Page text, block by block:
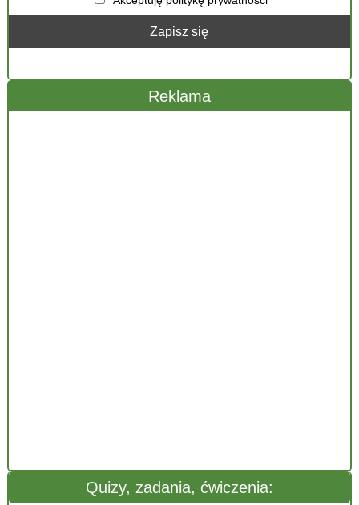
Reklama
Quizy, zadania, ćwiczenia: